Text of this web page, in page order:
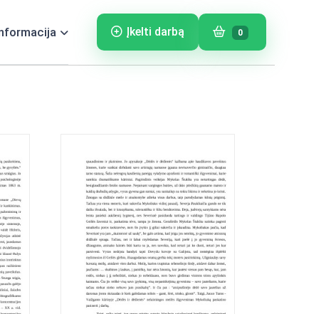
Įkelti darbą 0